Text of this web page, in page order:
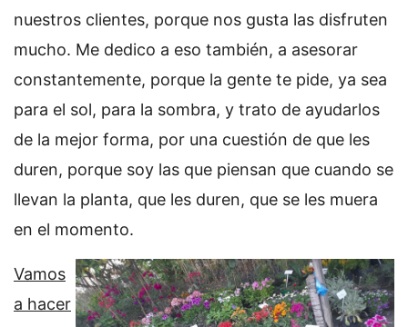
nuestros clientes, porque nos gusta las disfruten
mucho. Me dedico a eso también, a asesorar
constantemente, porque la gente te pide, ya sea
para el sol, para la sombra, y trato de ayudarlos
de la mejor forma, por una cuestión de que les
duren, porque soy las que piensan que cuando se
llevan la planta, que les duren, que se les muera
en el momento.
Vamos
a hacer